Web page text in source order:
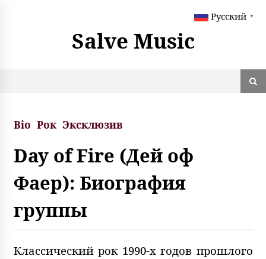
Salve Music
Bio Рок Эксклюзив
Day of Fire (Дей оф
Фаер): Биография
группы
Классический рок 1990-х годов прошлого
Русский ▼